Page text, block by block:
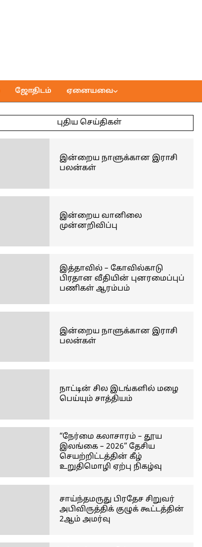
ஜோதிடம் ஏனையவை
புதிய செய்திகள்
இன்றைய நாளுக்கான இராசி
பலன்கள்
இன்றைய வானிலை
முன்னறிவிப்பு
இத்தாவில் – கோவில்காடு
பிரதான வீதியின் புனரமைப்புப்
பணிகள் ஆரம்பம்
இன்றைய நாளுக்கான இராசி
பலன்கள்
நாட்டின் சில இடங்களில் மழை
பெய்யும் சாத்தியம்
“நேர்மை கலாசாரம் – தூய
இலங்கை – 2026” தேசிய
செயற்றிட்டத்தின் கீழ்
உறுதிமொழி ஏற்பு நிகழ்வு
சாய்ந்தமருது பிரதேச சிறுவர்
அபிவிருத்திக் குழுக் கூட்டத்தின்
2ஆம் அமர்வு